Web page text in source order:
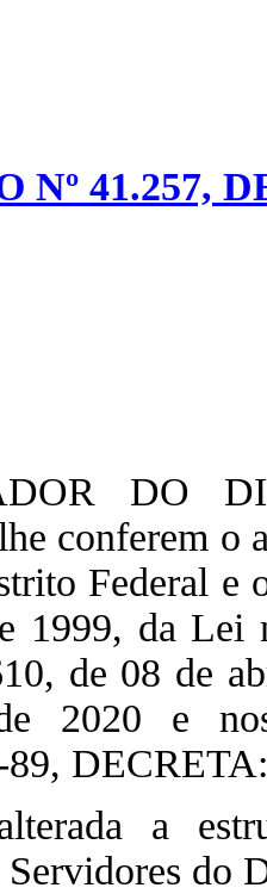
Nº 41.257,
DO
conferem
Federal e
1999, da Lei
de 08 de
2020 e
89, DECRETA:
a
Servidores do